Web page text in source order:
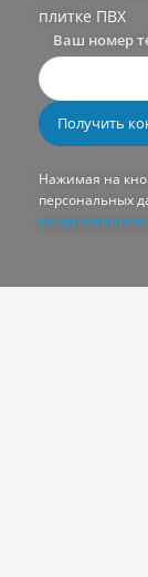
плитке ПВХ
Ваш номер
Нажимая на
персональных